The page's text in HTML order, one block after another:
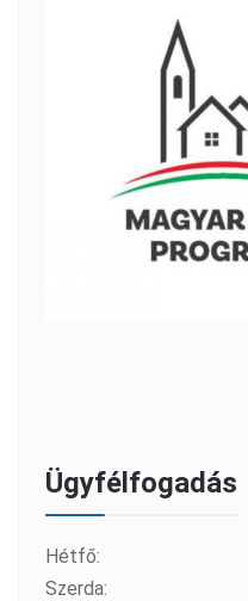
Ügyfélfogadás
Hétfő:
Szerda: